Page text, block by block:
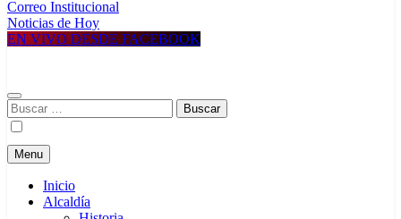
MUNICIPALIDAD DISTRITAL DE UCHUMAYO
Construyendo una nueva Historia
Correo Institucional
Noticias de Hoy
EN VIVO DESDE FACEBOOK
Buscar:
Menu
Inicio
Alcaldía